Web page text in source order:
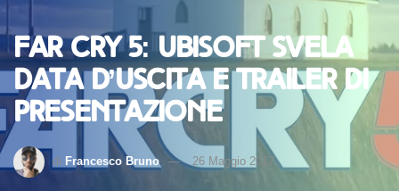
Far Cry 5: Ubisoft svela
data d’uscita e trailer di
presentazione
di Francesco Bruno 26 Maggio 2017